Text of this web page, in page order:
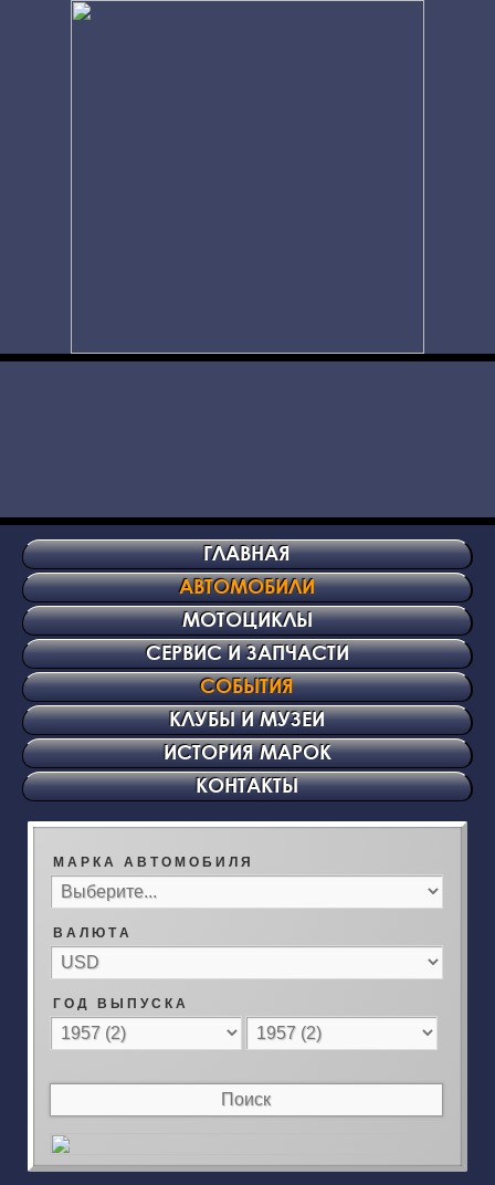
ГЛАВНАЯ
АВТОМОБИЛИ
МОТОЦИКЛЫ
СЕРВИС И ЗАПЧАСТИ
СОБЫТИЯ
КЛУБЫ И МУЗЕИ
ИСТОРИЯ МАРОК
КОНТАКТЫ
М А Р К А А В Т О М О Б И Л Я
В А Л Ю Т А
Г О Д В Ы П У С К А